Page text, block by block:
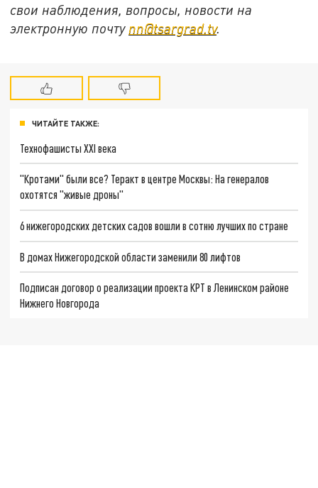
свои наблюдения, вопросы, новости на
электронную почту nn@tsargrad.tv.
ЧИТАЙТЕ ТАКЖЕ:
Технофашисты XXI века
"Кротами" были все? Теракт в центре Москвы: На генералов
охотятся "живые дроны"
6 нижегородских детских садов вошли в сотню лучших по стране
В домах Нижегородской области заменили 80 лифтов
Подписан договор о реализации проекта КРТ в Ленинском районе
Нижнего Новгорода